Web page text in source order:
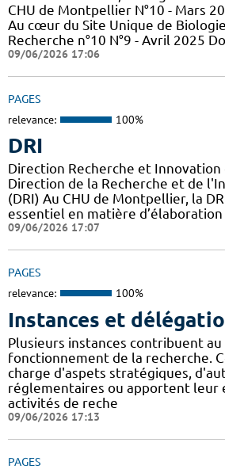
CHU de Montpellier N°10 - Mars
Au cœur du Site Unique de
Recherche n°10 N°9 - Avril 2025
09/06/2026 17:06
PAGES
relevance: 100%
DRI
Direction Recherche et Innovation
Direction de la Recherche et de
(DRI) Au CHU de Montpellier, la
essentiel en matière
09/06/2026 17:07
PAGES
relevance: 100%
Instances et
Plusieurs instances contribuent au
fonctionnement de la recherche.
charge d'aspets stratégiques,
réglementaires ou apportent leur
activités de reche
09/06/2026 17:13
PAGES